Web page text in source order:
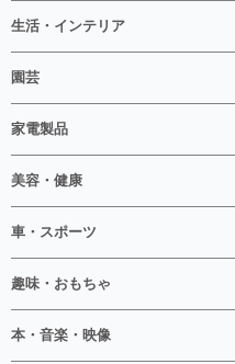
生活・インテリア
園芸
家電製品
美容・健康
車・スポーツ
趣味・おもちゃ
本・音楽・映像